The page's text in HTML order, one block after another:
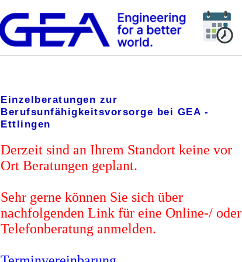
Einzelberatungen zur
Berufsunfähigkeitsvorsorge bei GEA -
Ettlingen
Derzeit sind an Ihrem Standort keine vor
Ort Beratungen geplant.
Sehr gerne können Sie sich über
nachfolgenden Link für eine Online-/ oder
Telefonberatung anmelden.